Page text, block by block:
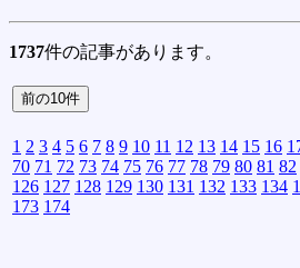
1737件の記事があります。
1 2 3 4 5 6 7 8 9 10 11 12 13 14 15 16
70 71 72 73 74 75 76 77 78 79 80 81 82
126 127 128 129 130 131 132 133 134
173 174